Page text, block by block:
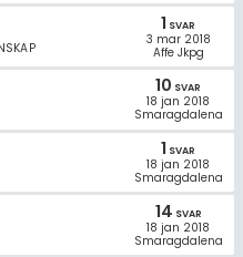
1 SVAR
3 mar 2018
Affe Jkpg
10 SVAR
18 jan 2018
Smaragdalena
1 SVAR
18 jan 2018
Smaragdalena
14 SVAR
18 jan 2018
Smaragdalena